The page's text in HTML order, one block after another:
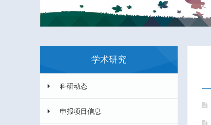
学术研究
科研动态
申报项目信息